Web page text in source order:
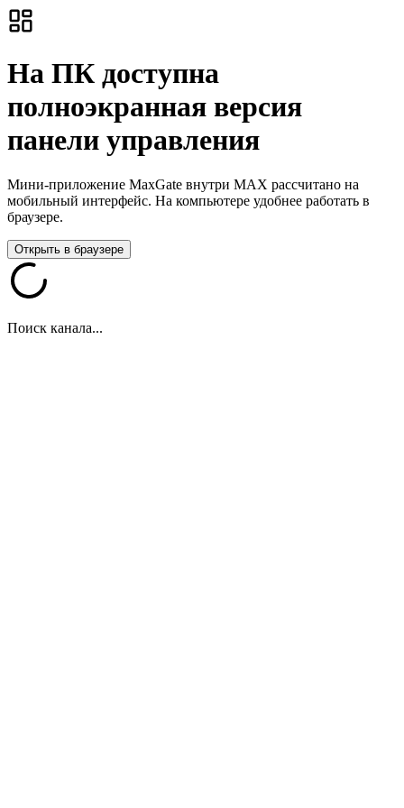
На ПК доступна
полноэкранная версия
панели управления
Мини-приложение MaxGate внутри MAX рассчитано на
мобильный интерфейс. На компьютере удобнее работать в
браузере.
Открыть в браузере
Поиск канала...